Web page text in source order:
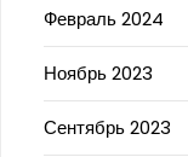
Февраль 2024
Ноябрь 2023
Сентябрь 2023